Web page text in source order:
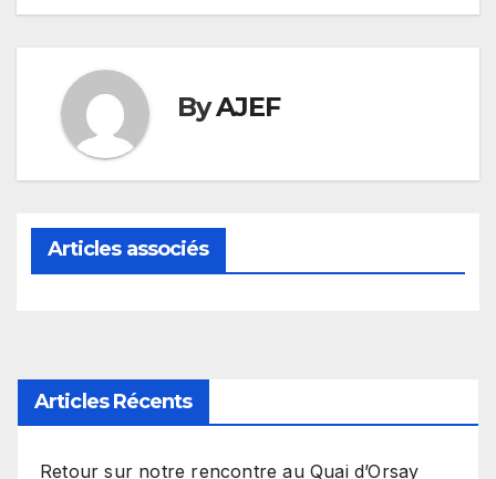
ByAJEF
Articles associés
Articles Récents
Retour sur notre rencontre au Quai d’Orsay